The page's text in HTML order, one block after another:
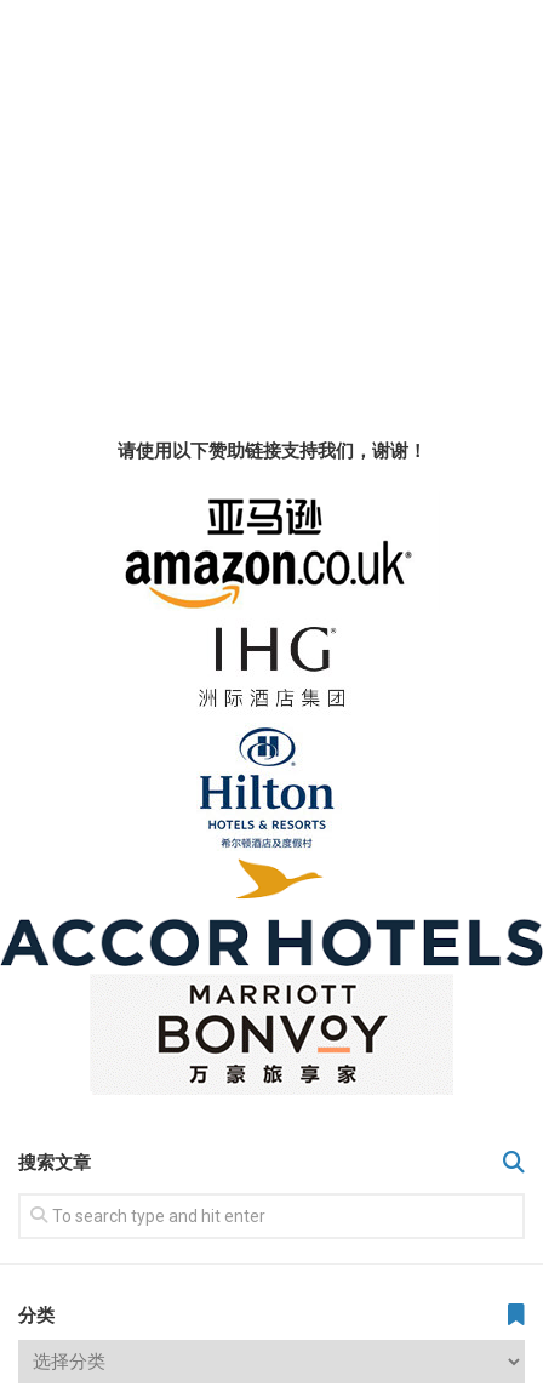
请使用以下赞助链接支持我们，谢谢！
搜索文章
分类